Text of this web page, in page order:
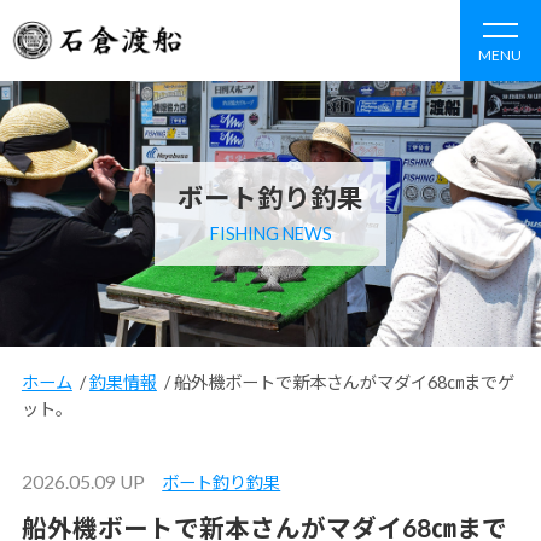
MENU
ボート釣り釣果
FISHING NEWS
ホーム /釣果情報 /船外機ボートで新本さんがマダイ68㎝までゲ
ット。
2026.05.09 UP ボート釣り釣果
船外機ボートで新本さんがマダイ68㎝まで